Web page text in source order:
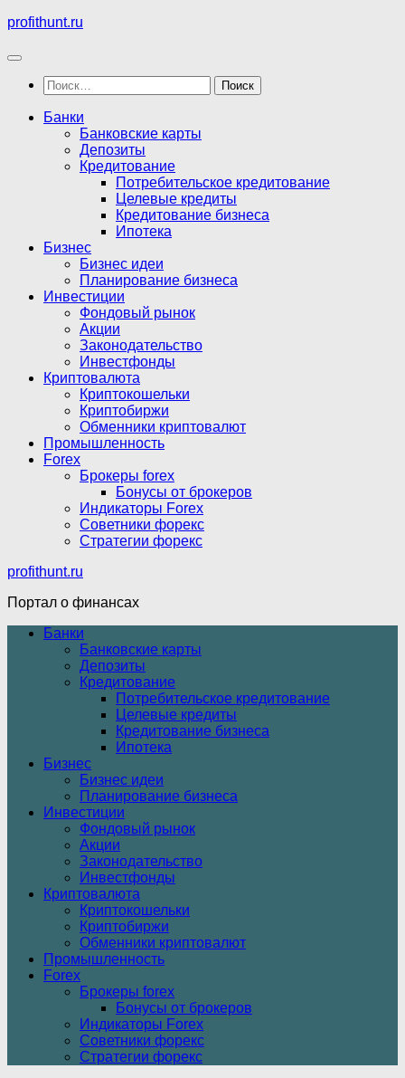
Перейти
содержимому
profithunt.ru
Найти:
Банки
Банковские карты
Депозиты
Кредитование
Потребительское кредитование
Целевые кредиты
Кредитование бизнеса
Ипотека
Бизнес
Бизнес идеи
Планирование бизнеса
Инвестиции
Фондовый рынок
Акции
Законодательство
Инвестфонды
Криптовалюта
Криптокошельки
Криптобиржи
Обменники криптовалют
Промышленность
Forex
Брокеры forex
Бонусы от брокеров
Индикаторы Forex
Советники форекс
Стратегии форекс
profithunt.ru
Портал о финансах
Банки
Банковские карты
Депозиты
Кредитование
Потребительское кредитование
Целевые кредиты
Кредитование бизнеса
Ипотека
Бизнес
Бизнес идеи
Планирование бизнеса
Инвестиции
Фондовый рынок
Акции
Законодательство
Инвестфонды
Криптовалюта
Криптокошельки
Криптобиржи
Обменники криптовалют
Промышленность
Forex
Брокеры forex
Бонусы от брокеров
Индикаторы Forex
Советники форекс
Стратегии форекс